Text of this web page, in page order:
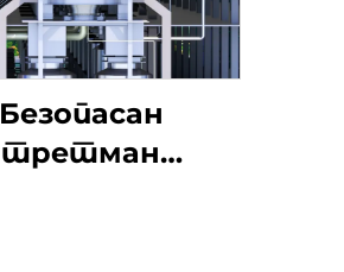
Безопасан
третман